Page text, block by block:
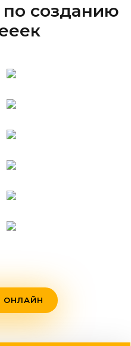
созданию
ОНЛАЙН